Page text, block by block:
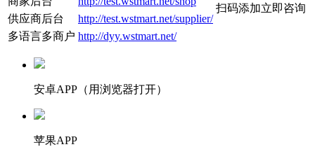
扫码添加立即咨询
供应商后台
http://test.wstmart.net/supplier/
多语言多商户 http://dyy.wstmart.net/
安卓APP（用浏览器打开）
苹果APP